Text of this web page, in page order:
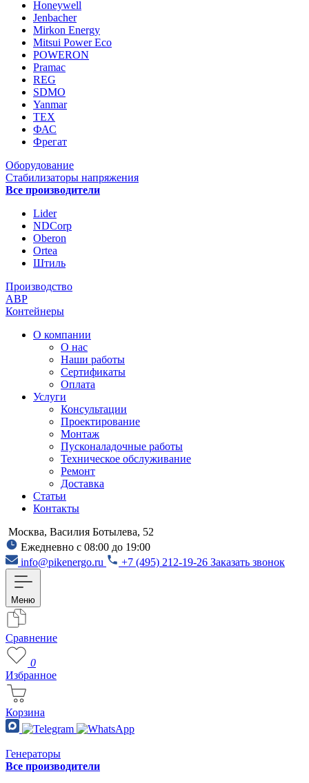
Honeywell
Jenbacher
Mirkon Energy
Mitsui Power Eco
POWERON
Pramac
REG
SDMO
Yanmar
ТЕХ
ФАС
Фрегат
Оборудование
Стабилизаторы напряжения
Все производители
Lider
NDCorp
Oberon
Ortea
Штиль
Производство
АВР
Контейнеры
О компании
О нас
Наши работы
Сертификаты
Оплата
Услуги
Консультации
Проектирование
Монтаж
Пусконаладочные работы
Техническое обслуживание
Ремонт
Доставка
Статьи
Контакты
Москва, Василия Ботылева, 52
Ежедневно с 08:00 до 19:00
info@pikenergo.ru
+7 (495) 212-19-26 Заказать звонок
Меню
Сравнение
0
Избранное
Корзина
Генераторы
Все производители